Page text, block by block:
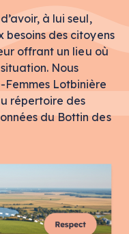
à lui seul,
des citoyens
offrant un lieu où
Nous
Lotbinière
répertoire des
du Bottin des